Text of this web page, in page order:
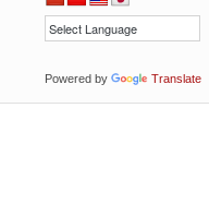
Powered by Translate